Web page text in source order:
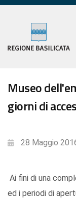
Museo
giorni di
28 Maggio
Ai fini di una
ed i periodi di